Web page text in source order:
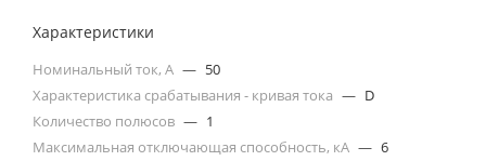
Характеристики
Номинальный ток, А — 50
Характеристика срабатывания - кривая тока — D
Количество полюсов — 1
Максимальная отключающая способность, кА — 6